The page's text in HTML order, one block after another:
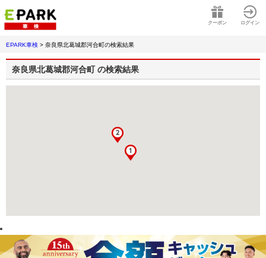
クーポン ログイン
EPARK車検 > 奈良県北葛城郡河合町の検索結果
奈良県北葛城郡河合町の検索結果